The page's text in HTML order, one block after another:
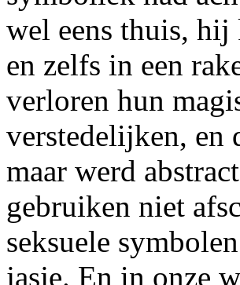
wel eens thuis,
en zelfs in een
verloren hun
verstedelijken, en
maar werd
gebruiken niet
seksuele
jasje. En in onze